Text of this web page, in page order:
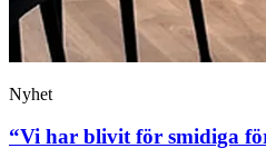
Nyhet
“Vi har blivit för smidiga